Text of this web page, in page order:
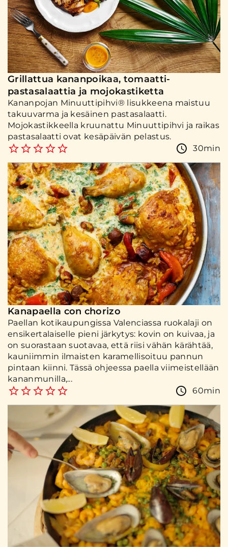
Grillattua kananpoikaa, tomaatti-
pastasalaattia ja mojokastiketta
Kananpojan Minuuttipihvi® lisukkeena maistuu
takuuvarma ja kesäinen pastasalaatti.
Mojokastikkeella kruunattu Minuuttipihvi ja raikas
pastasalaatti ovat kesäpäivän pelastus.
30min
Kanapaella con chorizo
Paellan kotikaupungissa Valenciassa ruokalaji on
ensikertalaiselle pieni järkytys: kovin on kuivaa, ja
on suorastaan suotavaa, että riisi vähän kärähtää,
kauniimmin ilmaisten karamellisoituu pannun
pintaan kiinni. Tässä ohjeessa paella viimeistellään
kananmunilla,...
60min